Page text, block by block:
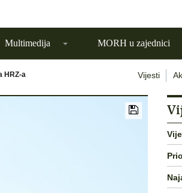
Multimedija MORH u zajednici
HRZ-a Vijesti